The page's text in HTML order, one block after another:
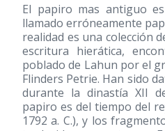
El papiro mas antiguo
llamado erróneamente
realidad es una colección
escritura hierática,
poblado de Lahun por el
Flinders Petrie. Han sido
durante la dinastía XII
papiro es del tiempo del
1792 a. C.), y los